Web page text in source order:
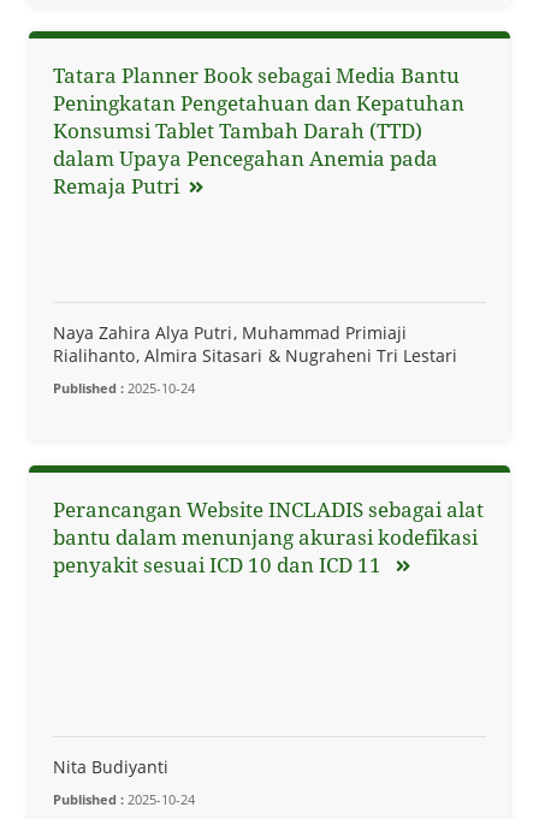
Tatara Planner Book sebagai Media Bantu
Peningkatan Pengetahuan dan Kepatuhan
Konsumsi Tablet Tambah Darah (TTD)
dalam Upaya Pencegahan Anemia pada
Remaja Putri
Naya Zahira Alya Putri Muhammad Primiaji
Rialihanto Almira Sitasari Nugraheni Tri Lestari
Published : 2025-10-24
Perancangan Website INCLADIS sebagai alat
bantu dalam menunjang akurasi kodefikasi
penyakit sesuai ICD 10 dan ICD 11
Nita Budiyanti
Published : 2025-10-24